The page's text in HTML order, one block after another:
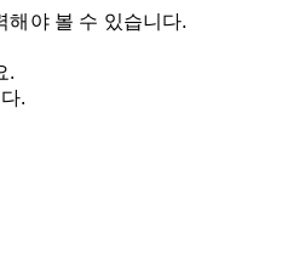
해야 볼 수 있습니다.
.
.